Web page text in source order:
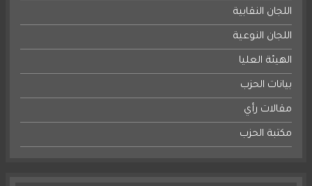
اللجان النقابية
اللجان النوعية
الهيئة العليا
بيانات الحزب
مقالات رأي
مكتبة الحزب